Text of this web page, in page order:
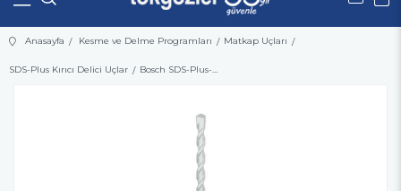
Üye Girişi Üye Ol
Anasayfa Kesme ve Delme Programları Matkap Uçları
SDS-Plus Kırıcı Delici Uçlar Bosch SDS-Plus-1 Matkap Ucu 8x260 mm